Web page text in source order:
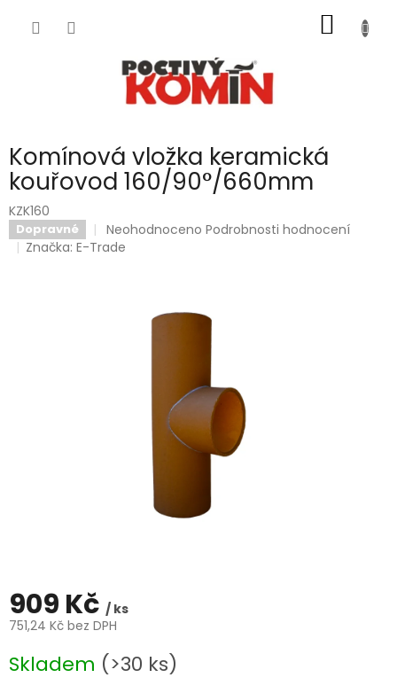
KOŠÍK
Komínová vložka keramická
kouřovod 160/90°/660mm
KZK160
Dopravné
Průměrné
hodnocení
Neohodnoceno Podrobnosti hodnocení
Značka:E-Trade
909 Kč / ks
751,24 Kč bez DPH
cena:
Skladem (>30 ks)